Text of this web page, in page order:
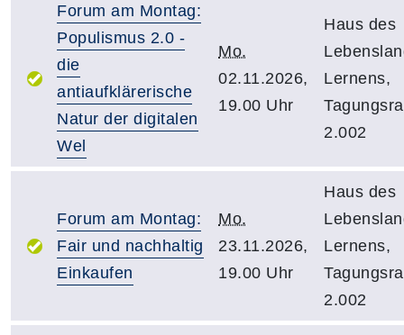
Forum am Montag:
Populismus 2.0 -
die
antiaufklärerische
Natur der digitalen
Wel
Mo.
02.11.2026,
19.00 Uhr
Haus des
Lernens,
2.002
Forum am Montag:
Fair und nachhaltig
Einkaufen
Mo.
23.11.2026,
19.00 Uhr
Haus des
Lernens,
2.002